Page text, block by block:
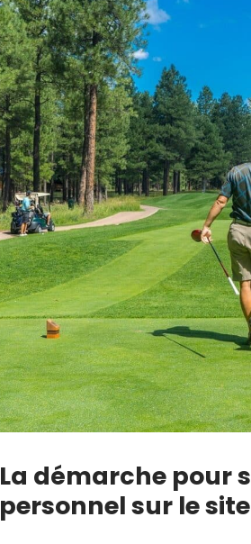
La démarche pour
personnel sur le